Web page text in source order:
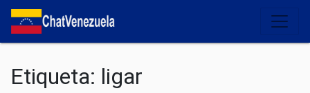
Salir del contenido
Etiqueta: ligar